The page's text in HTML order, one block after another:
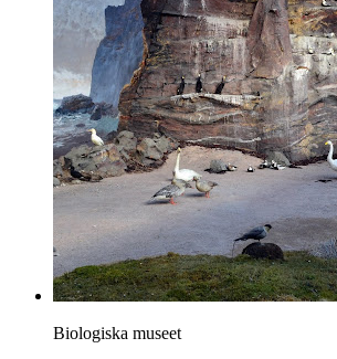
Biologiska museet